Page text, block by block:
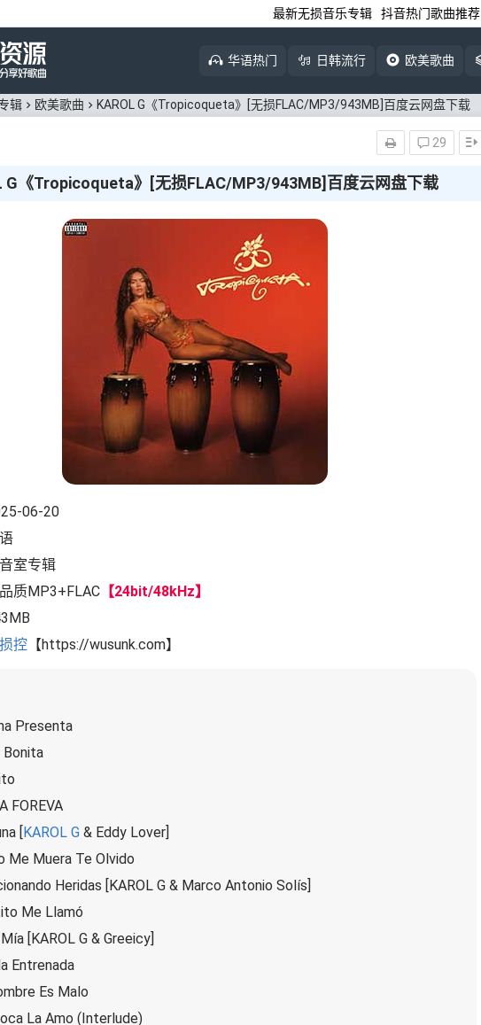
最新无损音乐专辑 抖音热门歌曲推荐
华语热门 日韩流行 欧美歌曲
辑 欧美歌曲 KAROL G《Tropicoqueta》[无损FLAC/MP3/943MB]百度云网盘下载
G《Tropicoqueta》[无损FLAC/MP3/943MB]百度云网盘下载
29
06-20
室专辑
质MP3+FLAC 【24bit/48kHz】
控 【https://wusunk.com】
Presenta
Bonita
FOREVA
[KAROL G & Eddy Lover]
Me Muera Te Olvido
Heridas [KAROL G & Marco Antonio Solís]
Me Llamó
[KAROL G & Greeicy]
Entrenada
Es Malo
La Amo (Interlude)